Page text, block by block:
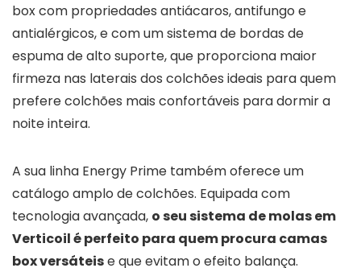
box com propriedades antiácaros, antifungo e
antialérgicos, e com um sistema de bordas de
espuma de alto suporte, que proporciona maior
firmeza nas laterais dos colchões ideais para quem
prefere colchões mais confortáveis para dormir a
noite inteira.
A sua linha Energy Prime também oferece um
catálogo amplo de colchões. Equipada com
tecnologia avançada, o seu sistema de molas em
Verticoil é perfeito para quem procura camas
box versáteise que evitam o efeito balança.